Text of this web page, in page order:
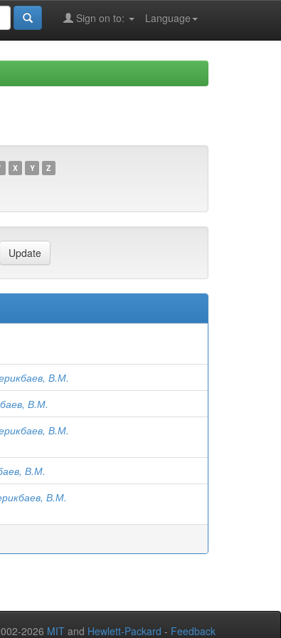
Language
Sign on to:
X Y Z
В.М.
В.М.
В.М.
В.М.
В.М.
2026 MIT and Hewlett-Packard - Feedback